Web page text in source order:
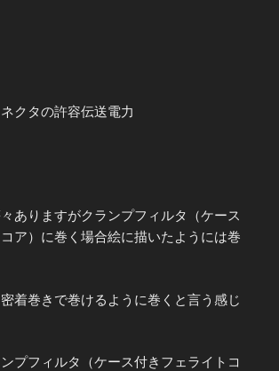
クタの許容伝送電力
ありますがクランプフィルタ（ケース
ア）に巻く場合絵に描いたようには巻
着巻きで巻けるように巻くと言う感じ
プフィルタ（ケース付きフェライトコ